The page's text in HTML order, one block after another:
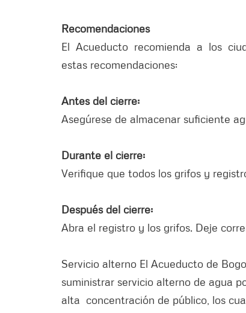
Recomendaciones
El Acueducto recomienda a los
estas recomendaciones:
Antes del cierre:
Asegúrese de almacenar suficiente
Durante el cierre:
Verifique que todos los grifos y
Después del cierre:
Abra el registro y los grifos. Deje
Servicio alterno El Acueducto de
suministrar servicio alterno de agua
alta concentración de público, los